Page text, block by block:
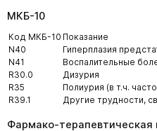
МКБ-10
Код МКБ-10 Показание
N40
Гиперплазия
N41
Воспалительные
R30.0
Дизурия
R35
Полиурия (в т.ч.
R39.1
Другие трудности,
Фармако-терапевтическая